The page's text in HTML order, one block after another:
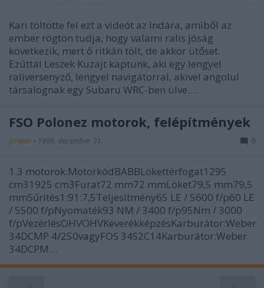
Kari töltötte fel ezt a videót az Indára, amiből az
ember rögtön tudja, hogy valami ralis jóság
következik, mert ő ritkán tölt, de akkor ütőset.
Ezúttal Leszek Kuzajt kaptunk, aki egy lengyel
raliversenyző, lengyel navigátorral, akivel angolul
társalognak egy Subaru WRC-ben ülve.…
FSO Polonez motorok, felépítmények
prokee • 1999. december 31. 0
1.3 motorok:MotorkódBABBLökettérfogat1295
cm31925 cm3Furat72 mm72 mmLöket79,5 mm79,5
mmSűrítés1:91:7,5Teljesítmény65 LE / 5600 f/p60 LE
/ 5500 f/pNyomaték93 NM / 3400 f/p95Nm / 3000
f/pVezérlésOHVOHVKeverékképzésKarburátor:Weber
34DCMP 4/250vagyFOS 34S2C14Karburátor:Weber
34DCPM…